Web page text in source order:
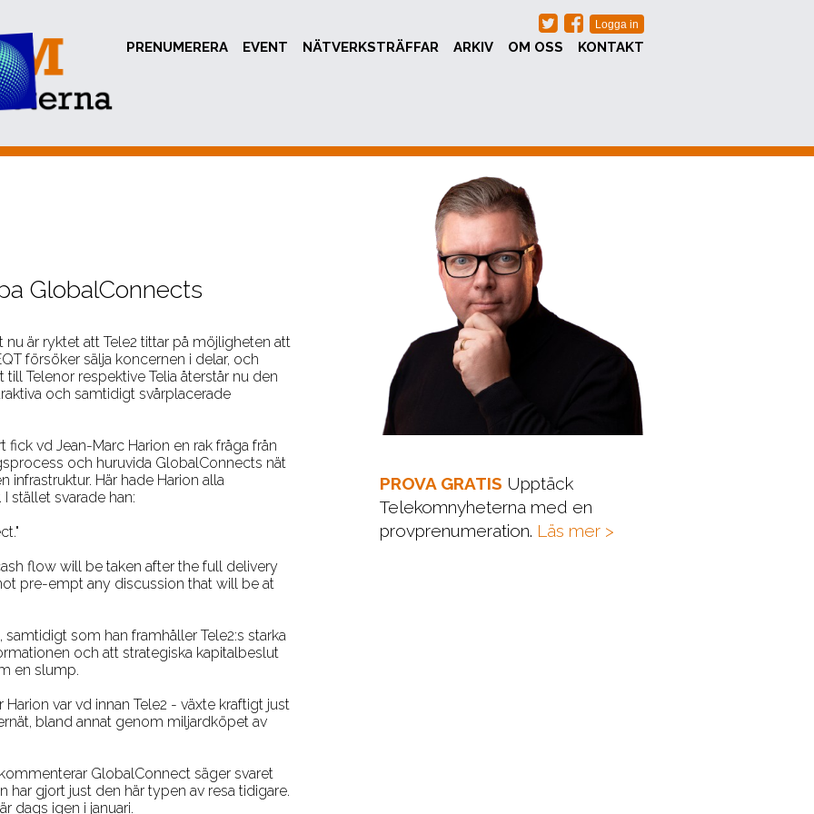
PRENUMERERA EVENT NÄTVERKSTRÄFFAR ARKIV OM OSS KONTAKT
GlobalConnects
nu är ryktet att Tele2 tittar på möjligheten att
försöker sälja koncernen i delar, och
Telenor respektive Telia återstår nu den
och samtidigt svårplacerade
fick vd Jean-Marc Harion en rak fråga från
och huruvida GlobalConnects nät
infrastruktur. Här hade Harion alla
stället svarade han:
flow will be taken after the full delivery
pre-empt any discussion that will be at
som han framhåller Tele2:s starka
och att strategiska kapitalbeslut
en slump.
var vd innan Tele2 - växte kraftigt just
bland annat genom miljardköpet av
GlobalConnect säger svaret
har gjort just den här typen av resa tidigare.
dags igen i januari.
PROVA GRATIS Upptäck
Telekomnyheterna med en
provprenumeration. Läs mer >